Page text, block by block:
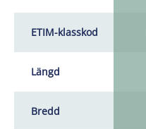
ETIM-klasskod
Längd
Bredd